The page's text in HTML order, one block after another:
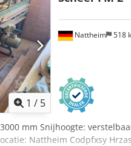
1 / 5
Nattheim 518
mm Snijhoogte:
Nattheim Codpfxsy